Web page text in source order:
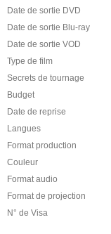
Date de sortie DVD
Date de sortie Blu-ray
Date de sortie VOD
Type de film
Secrets de tournage
Budget
Date de reprise
Langues
Format production
Couleur
Format audio
Format de projection
N° de Visa